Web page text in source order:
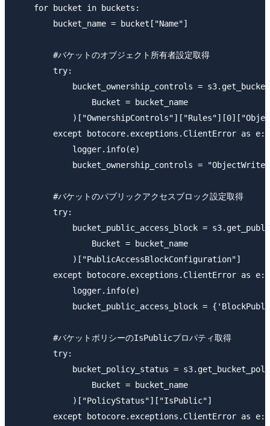
    for bucket in buckets:
        bucket_name = bucket["Name"]
        #バケットのオブジェクト所有者設定取得
        try:
bucket_ownership_controls =
                Bucket = bucket_name
        except botocore.exceptions.ClientError as e:
            logger.info(e)
bucket_ownership_controls =
        #バケットのパブリックアクセスブロック設定取得
        try:
bucket_public_access_block =
                Bucket = bucket_name
            )["PublicAccessBlockConfiguration"]
        except botocore.exceptions.ClientError as e:
            logger.info(e)
bucket_public_access_block =
        #バケットポリシーのIsPublicプロパティ取得
        try:
bucket_policy_status =
                Bucket = bucket_name
            )["PolicyStatus"]["IsPublic"]
        except botocore.exceptions.ClientError as e: